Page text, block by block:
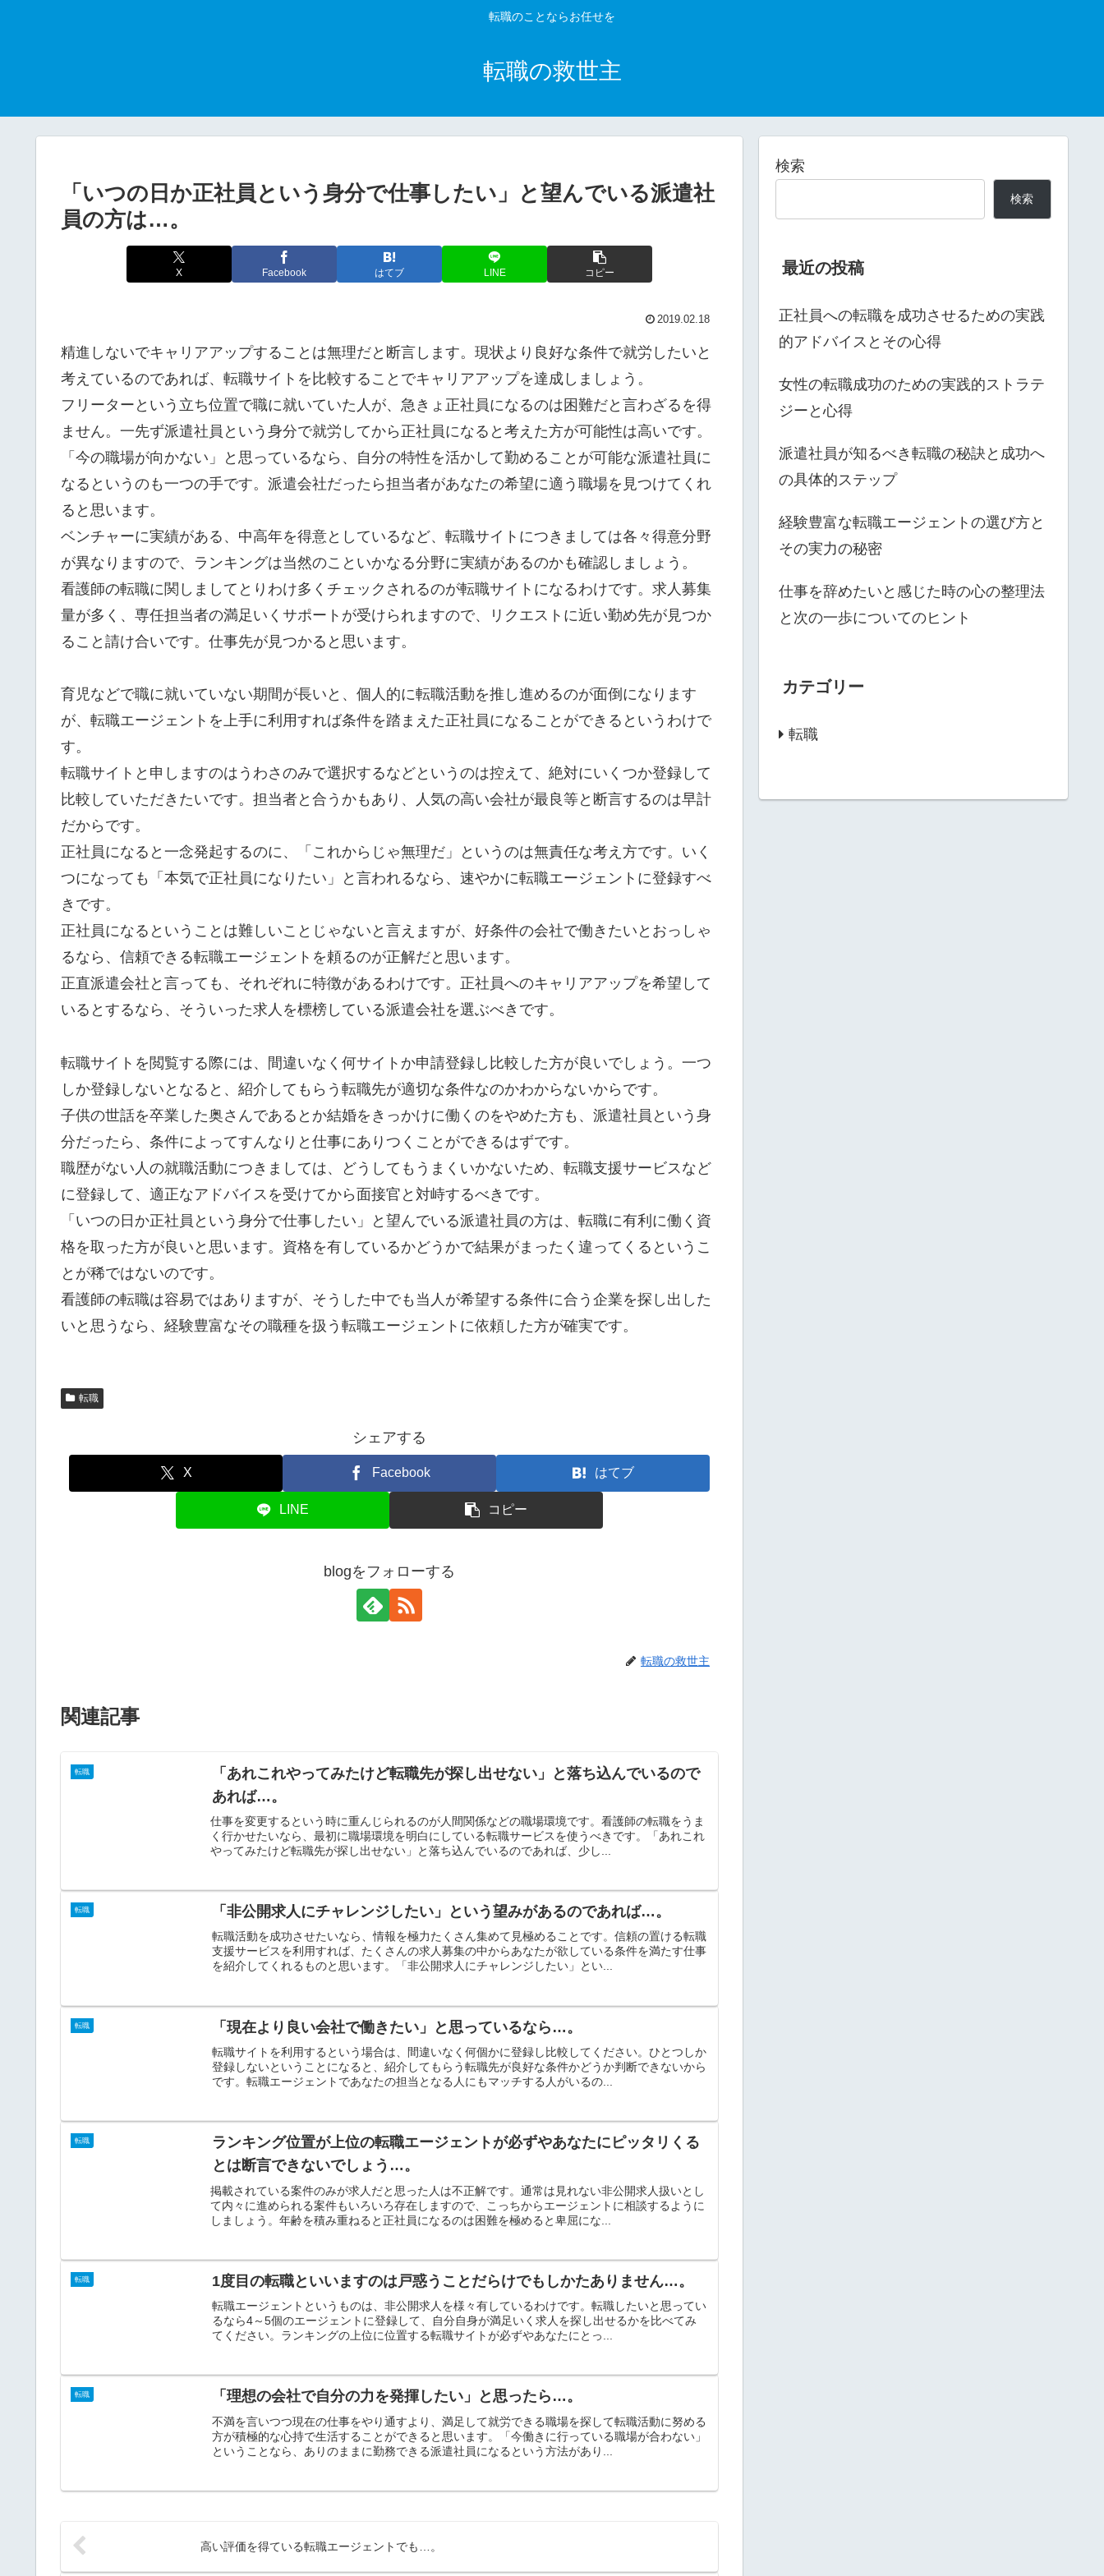
転職のことならお任せを
転職の救世主
「いつの日か正社員という身分で仕事したい」と望んでいる派遣社
員の方は…。
X Facebook はてブ LINE コピー
2019.02.18
精進しないでキャリアアップすることは無理だと断言します。現状より良好な条件で就労したいと
考えているのであれば、転職サイトを比較することでキャリアアップを達成しましょう。
フリーターという立ち位置で職に就いていた人が、急きょ正社員になるのは困難だと言わざるを得
ません。一先ず派遣社員という身分で就労してから正社員になると考えた方が可能性は高いです。
「今の職場が向かない」と思っているなら、自分の特性を活かして勤めることが可能な派遣社員に
なるというのも一つの手です。派遣会社だったら担当者があなたの希望に適う職場を見つけてくれ
ると思います。
ベンチャーに実績がある、中高年を得意としているなど、転職サイトにつきましては各々得意分野
が異なりますので、ランキングは当然のこといかなる分野に実績があるのかも確認しましょう。
看護師の転職に関しましてとりわけ多くチェックされるのが転職サイトになるわけです。求人募集
量が多く、専任担当者の満足いくサポートが受けられますので、リクエストに近い勤め先が見つか
ること請け合いです。仕事先が見つかると思います。
育児などで職に就いていない期間が長いと、個人的に転職活動を推し進めるのが面倒になります
が、転職エージェントを上手に利用すれば条件を踏まえた正社員になることができるというわけで
す。
転職サイトと申しますのはうわさのみで選択するなどというのは控えて、絶対にいくつか登録して
比較していただきたいです。担当者と合うかもあり、人気の高い会社が最良等と断言するのは早計
だからです。
正社員になると一念発起するのに、「これからじゃ無理だ」というのは無責任な考え方です。いく
つになっても「本気で正社員になりたい」と言われるなら、速やかに転職エージェントに登録すべ
きです。
正社員になるということは難しいことじゃないと言えますが、好条件の会社で働きたいとおっしゃ
るなら、信頼できる転職エージェントを頼るのが正解だと思います。
正直派遣会社と言っても、それぞれに特徴があるわけです。正社員へのキャリアアップを希望して
いるとするなら、そういった求人を標榜している派遣会社を選ぶべきです。
転職サイトを閲覧する際には、間違いなく何サイトか申請登録し比較した方が良いでしょう。一つ
しか登録しないとなると、紹介してもらう転職先が適切な条件なのかわからないからです。
子供の世話を卒業した奥さんであるとか結婚をきっかけに働くのをやめた方も、派遣社員という身
分だったら、条件によってすんなりと仕事にありつくことができるはずです。
職歴がない人の就職活動につきましては、どうしてもうまくいかないため、転職支援サービスなど
に登録して、適正なアドバイスを受けてから面接官と対峙するべきです。
「いつの日か正社員という身分で仕事したい」と望んでいる派遣社員の方は、転職に有利に働く資
格を取った方が良いと思います。資格を有しているかどうかで結果がまったく違ってくるというこ
とが稀ではないのです。
看護師の転職は容易ではありますが、そうした中でも当人が希望する条件に合う企業を探し出した
いと思うなら、経験豊富なその職種を扱う転職エージェントに依頼した方が確実です。
転職
シェアする
X Facebook はてブ
LINE コピー
blogをフォローする
転職の救世主
関連記事
転職
「あれこれやってみたけど転職先が探し出せない」と落ち込んでいるので
あれば…。
仕事を変更するという時に重んじられるのが人間関係などの職場環境です。看護師の転職をうま
く行かせたいなら、最初に職場環境を明白にしている転職サービスを使うべきです。「あれこれ
やってみたけど転職先が探し出せない」と落ち込んでいるのであれば、少し...
転職 「非公開求人にチャレンジしたい」という望みがあるのであれば…。
転職活動を成功させたいなら、情報を極力たくさん集めて見極めることです。信頼の置ける転職
支援サービスを利用すれば、たくさんの求人募集の中からあなたが欲している条件を満たす仕事
を紹介してくれるものと思います。「非公開求人にチャレンジしたい」とい...
転職 「現在より良い会社で働きたい」と思っているなら…。
転職サイトを利用するという場合は、間違いなく何個かに登録し比較してください。ひとつしか
登録しないということになると、紹介してもらう転職先が良好な条件かどうか判断できないから
です。転職エージェントであなたの担当となる人にもマッチする人がいるの...
転職
ランキング位置が上位の転職エージェントが必ずやあなたにピッタリくる
とは断言できないでしょう…。
掲載されている案件のみが求人だと思った人は不正解です。通常は見れない非公開求人扱いとし
て内々に進められる案件もいろいろ存在しますので、こっちからエージェントに相談するように
しましょう。年齢を積み重ねると正社員になるのは困難を極めると卑屈にな...
転職 1度目の転職といいますのは戸惑うことだらけでもしかたありません…。
転職エージェントというものは、非公開求人を様々有しているわけです。転職したいと思ってい
るなら4～5個のエージェントに登録して、自分自身が満足いく求人を探し出せるかを比べてみ
てください。ランキングの上位に位置する転職サイトが必ずやあなたにとっ...
転職 「理想の会社で自分の力を発揮したい」と思ったら…。
不満を言いつつ現在の仕事をやり通すより、満足して就労できる職場を探して転職活動に努める
方が積極的な心持で生活することができると思います。「今働きに行っている職場が合わない」
ということなら、ありのままに勤務できる派遣社員になるという方法があり...
高い評価を得ている転職エージェントでも…。
検索
検索
最近の投稿
正社員への転職を成功させるための実践
的アドバイスとその心得
女性の転職成功のための実践的ストラテ
ジーと心得
派遣社員が知るべき転職の秘訣と成功へ
の具体的ステップ
経験豊富な転職エージェントの選び方と
その実力の秘密
仕事を辞めたいと感じた時の心の整理法
と次の一歩についてのヒント
カテゴリー
転職